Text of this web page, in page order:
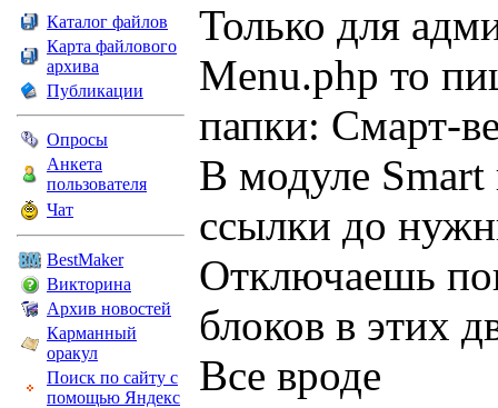
Каталог файлов
Карта файлового
архива
Публикации
Опросы
Анкета
пользователя
Чат
BestMaker
Викторина
Архив новостей
Карманный
оракул
Поиск по сайту с
помощью Яндекс
Только для
Menu.php то
папки: Смарт-
В модуле
ссылки до
Отключаешь
блоков в этих
Все вроде